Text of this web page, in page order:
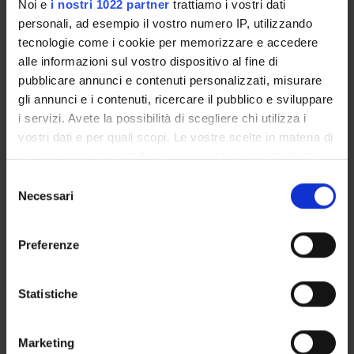
Noi e i nostri 1022 partner trattiamo i vostri dati
personali, ad esempio il vostro numero IP, utilizzando
tecnologie come i cookie per memorizzare e accedere
alle informazioni sul vostro dispositivo al fine di
pubblicare annunci e contenuti personalizzati, misurare
gli annunci e i contenuti, ricercare il pubblico e sviluppare
i servizi. Avete la possibilità di scegliere chi utilizza i
vostri dati e per quali scopi. Le vostre scelte in materia di
privacy sono applicabili solo su questa proprietà digitale
modificare o revocare il proprio consenso in qualsiasi
momento dalla Dichiarazione sui cookie o facendo clic
raccogliere informazioni sulla tua posizione
geografica, con un'approssimazione di qualche
Identificare il tuo dispositivo, scansionandolo
Necessari
Preferenze
Statistiche
Marketing
CLINICAL LOGIC AND PHILOSOPHY
OF SCIENCE IN PHYSIOTHERAPY
Credits
1
Period
Academic staff